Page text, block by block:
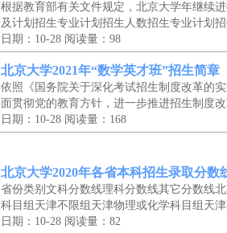
根据教育部有关文件规定，北京大学年继续
及计划招生专业计划招生人数招生专业计
日期：10-28 阅读量：98
北京大学2021年“数学英才班”招生简章
依照《国务院关于深化考试招生制度改革的
面贯彻党的教育方针，进一步推进招生制
日期：10-28 阅读量：168
北京大学2020年各省本科招生录取分数
省份类别文科分数线理科分数线其它分数线
科目组天津不限组天津物理或化学科目组天
日期：10-28 阅读量：82